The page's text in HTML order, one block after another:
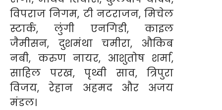
विपराज निगम, टी नटराजन, मिचेल
स्टार्क, लुंगी एनगिडी, काइल
जैमीसन, दुशमंथा चमीरा, औकिब
नबी, करुण नायर, आशुतोष शर्मा,
साहिल परख, पृथ्वी साव, त्रिपुरा
विजय, रेहान अहमद और अजय
मंडल।